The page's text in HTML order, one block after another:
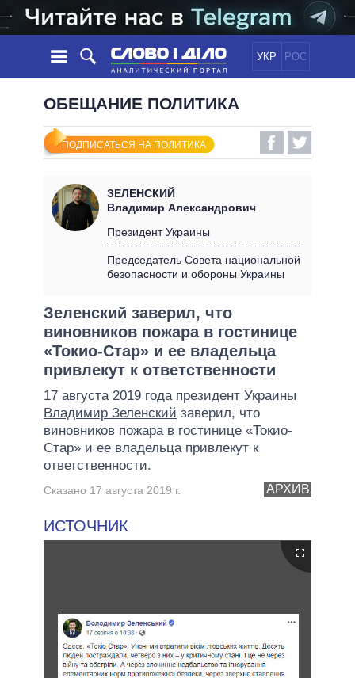
УКР РОС
НОВОСТИ
ЛЕНТА
СОБЫТИЯ
СТАТЬИ
МНЕНИЯ
ОБЗОРЫ
ДАЙДЖЕСТЫ
ПОЛИТИКА
ЭКОНОМИКА
МИР
ОБЕЩАНИЯ
ВСЕ ПОЛИТИКИ
ПРЕЗИДЕНТ И ОФИС
КАБИНЕТ МИНИСТРОВ
МЭРЫ
ВСЕ ПЕРСОНЫ
ИНФОГРАФИКА
ВИДЕО
ПОДДЕРЖАТЬ
СРАВНЕНИЕ ПОЛИТИКОВ
ОБЕЩАНИЕ ПОЛИТИКА
ПОДПИСАТЬСЯ НА ПОЛИТИКА
ЗЕЛЕНСКИЙ
Владимир Александрович
Президент Украины
Председатель Совета национальной
безопасности и обороны Украины
Зеленский заверил, что
виновников пожара в гостинице
«Токио-Стар» и ее владельца
привлекут к ответственности
17 августа 2019 года президент Украины
Владимир Зеленский заверил, что
виновников пожара в гостинице «Токио-
Стар» и ее владельца привлекут к
ответственности.
АРХИВ
Сказано 17 августа 2019 г.
ИСТОЧНИК